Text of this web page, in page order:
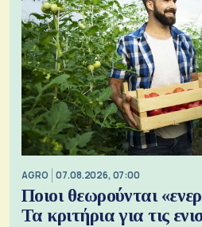
AGRO 07.08.2026, 07:00
Ποιοι θεωρούνται
Τα κριτήρια για τις